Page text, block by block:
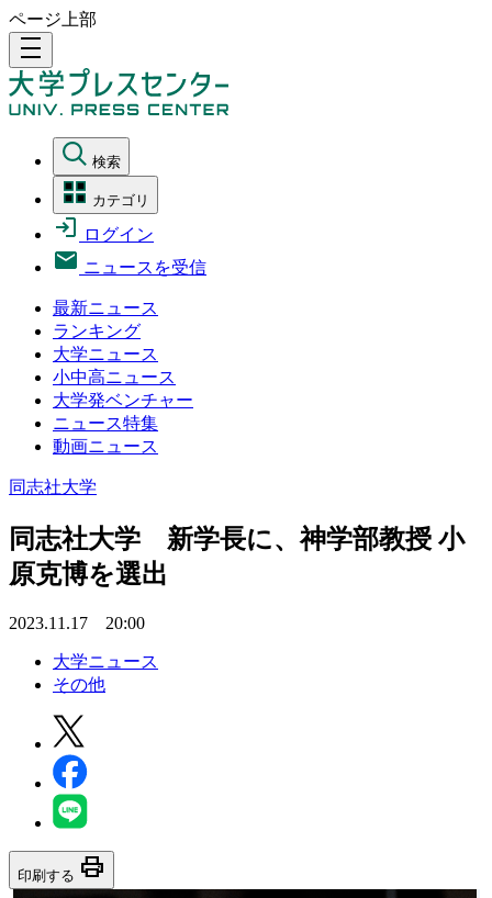
ページ上部
density_medium
検索
カテゴリ
ログイン
ニュースを受信
最新ニュース
ランキング
大学ニュース
小中高ニュース
大学発ベンチャー
ニュース特集
動画ニュース
同志社大学
同志社大学 新学長に、神学部教授 小
原克博を選出
2023.11.17 20:00
大学ニュース
その他
印刷する print